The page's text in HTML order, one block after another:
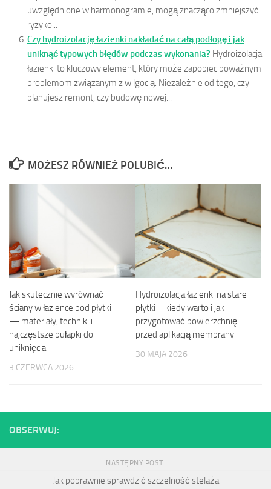
uwzględnione w harmonogramie, mogą znacząco zmniejszyć
ryzyko...
Czy hydroizolację łazienki nakładać na całą podłogę i jak
uniknąć typowych błędów podczas wykonania? Hydroizolacja
łazienki to kluczowy element, który może zapobiec poważnym
problemom związanym z wilgocią. Niezależnie od tego, czy
planujesz remont, czy budowę nowej...
MOŻESZ RÓWNIEŻ POLUBIĆ…
Jak skutecznie wyrównać
ściany w łazience pod płytki
— materiały, techniki i
najczęstsze pułapki do
uniknięcia
3 CZERWCA 2026
Hydroizolacja łazienki na stare
płytki – kiedy warto i jak
przygotować powierzchnię
przed aplikacją membrany
30 MAJA 2026
OBSERWUJ:
NASTĘPNY POST
Jak poprawnie sprawdzić szczelność stelaża